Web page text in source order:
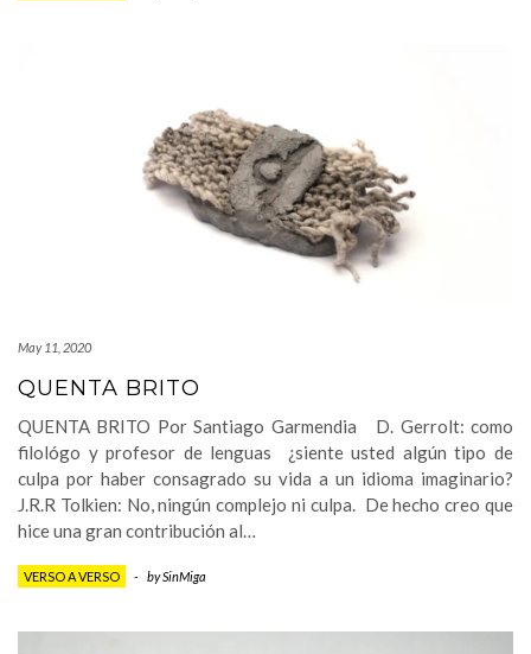
May 11, 2020
QUENTA BRITO
QUENTA BRITO Por Santiago Garmendia D. Gerrolt: como
filológo y profesor de lenguas ¿siente usted algún tipo de
culpa por haber consagrado su vida a un idioma imaginario?
J.R.R Tolkien: No, ningún complejo ni culpa. De hecho creo que
hice una gran contribución al…
VERSO A VERSO - bySinMiga